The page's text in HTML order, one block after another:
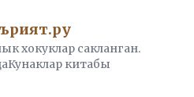
хокуклар сакланган.
Кунаклар китабы